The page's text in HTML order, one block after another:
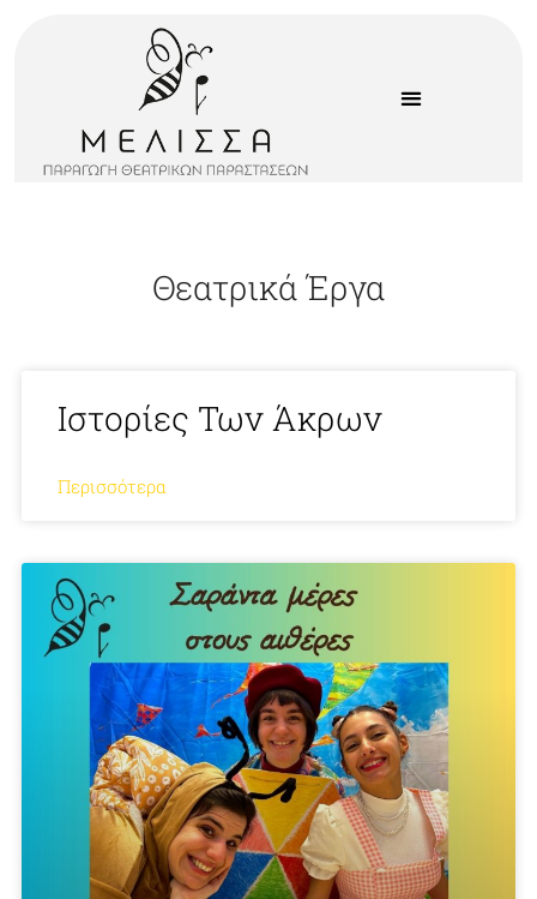
Θεατρικά Έργα
Ιστορίες Των Άκρων
Περισσότερα